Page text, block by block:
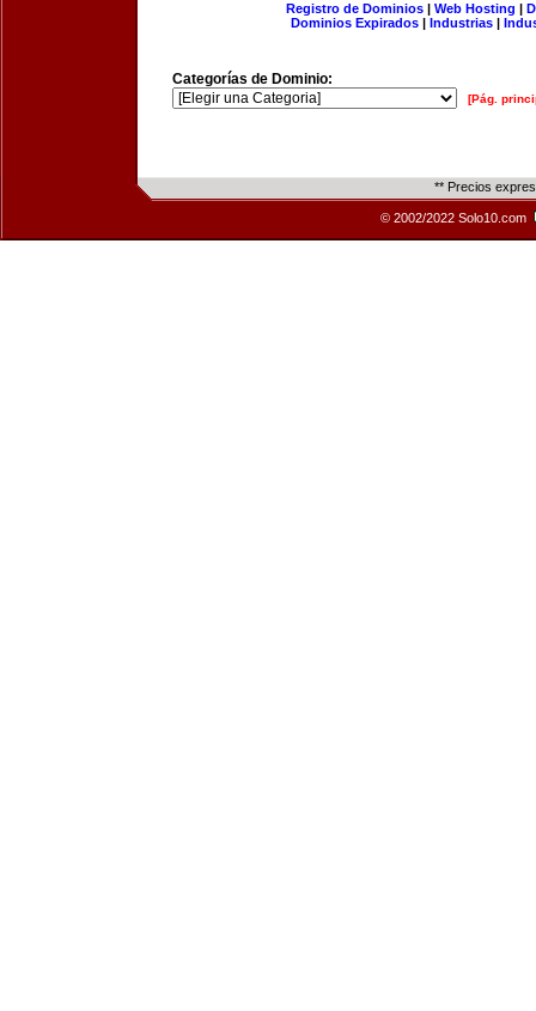
Registro de Dominios| Web Hosting |
Dominios Expirados | Industrias |
Categorías de Dominio:
[Pág.
** Precios
© 2002/2022 Solo10.com